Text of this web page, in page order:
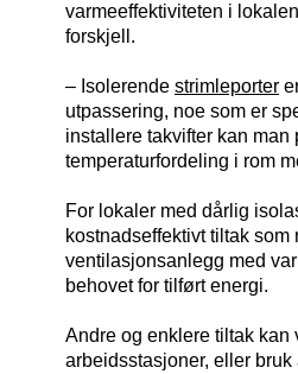
varmeeffektiviteten i
forskjell.
– Isolerende strimleporter
utpassering, noe som er
installere takvifter kan man
temperaturfordeling i rom
For lokaler med dårlig
kostnadseffektivt tiltak
ventilasjonsanlegg med
behovet for tilført energi.
Andre og enklere tiltak
arbeidsstasjoner, eller